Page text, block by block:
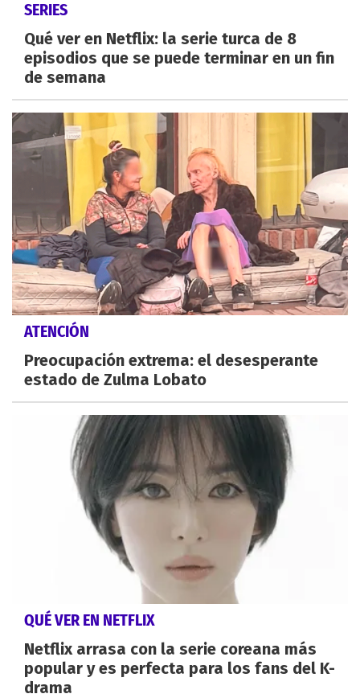
SERIES
Qué ver en Netflix: la serie turca de 8
episodios que se puede terminar en un fin
de semana
ATENCIÓN
Preocupación extrema: el desesperante
estado de Zulma Lobato
QUÉ VER EN NETFLIX
Netflix arrasa con la serie coreana más
popular y es perfecta para los fans del K-
drama